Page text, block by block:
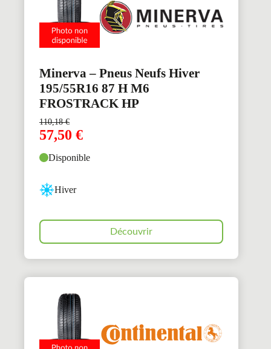
Minerva – Pneus Neufs Hiver
195/55R16 87 H M6
FROSTRACK HP
110,18€
57,50 €
Disponible
Hiver
Découvrir